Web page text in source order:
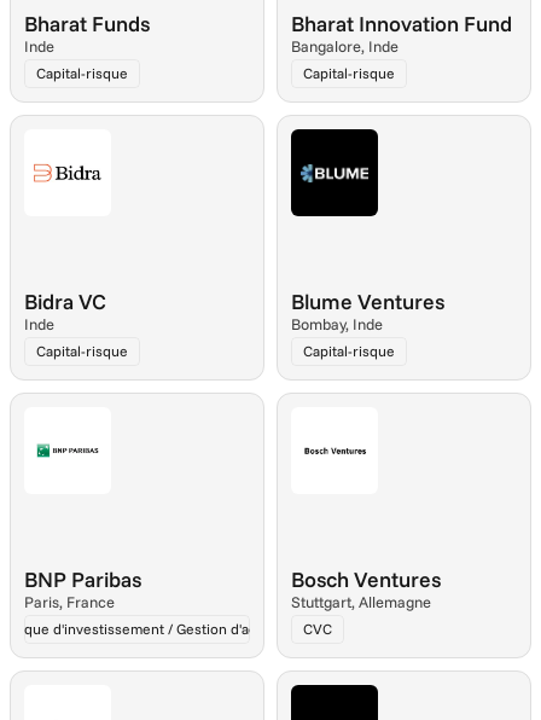
Bharat Funds
Inde
Capital-risque
Bharat Innovation Fund
Bangalore, Inde
Capital-risque
Bidra VC
Inde
Capital-risque
Blume Ventures
Bombay, Inde
Capital-risque
BNP Paribas
Paris, France
d'investissement / Gestion d'actifs
Bosch Ventures
Stuttgart, Allemagne
CVC